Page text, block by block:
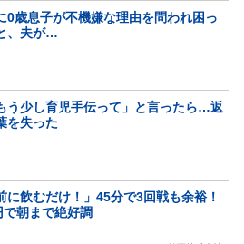
0歳息子が不機嫌な理由を問われ困っ
、夫が…
う少し育児手伝って」と言ったら…返
を失った
に飲むだけ！」45分で3回戦も余裕！
で朝まで絶好調